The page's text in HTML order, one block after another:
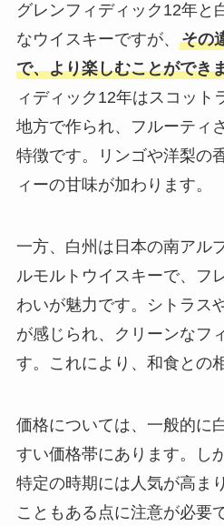
グレンフィディック12年と
なウイスキーですが、 その
で、より楽しむことができ
ィディック12年はスコット
地方で作られ、フルーティ
特徴です。リンゴや洋梨の
ィーの甘味が加わります。
一方、白州は日本の南アル
ルモルトウイスキーで、フ
わいが魅力です。シトラス
が感じられ、クリーンなフ
す。これにより、和食との
価格については、一般的に
すい価格帯にあります。し
特定の時期には人気が高ま
こともある点に注意が必要